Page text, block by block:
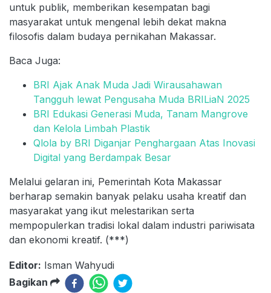
untuk publik, memberikan kesempatan bagi
masyarakat untuk mengenal lebih dekat makna
filosofis dalam budaya pernikahan Makassar.
Baca Juga:
BRI Ajak Anak Muda Jadi Wirausahawan
Tangguh lewat Pengusaha Muda BRILiaN 2025
BRI Edukasi Generasi Muda, Tanam Mangrove
dan Kelola Limbah Plastik
Qlola by BRI Diganjar Penghargaan Atas Inovasi
Digital yang Berdampak Besar
Melalui gelaran ini, Pemerintah Kota Makassar
berharap semakin banyak pelaku usaha kreatif dan
masyarakat yang ikut melestarikan serta
mempopulerkan tradisi lokal dalam industri pariwisata
dan ekonomi kreatif. (***)
Editor: Isman Wahyudi
Bagikan